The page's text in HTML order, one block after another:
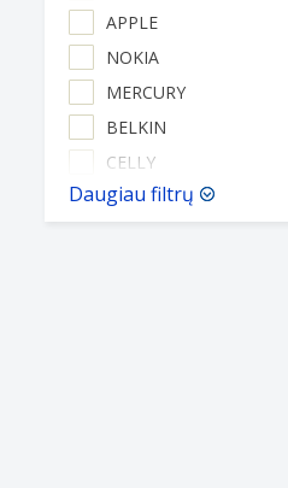
APPLE
NOKIA
MERCURY
BELKIN
CELLY
Daugiau filtrų